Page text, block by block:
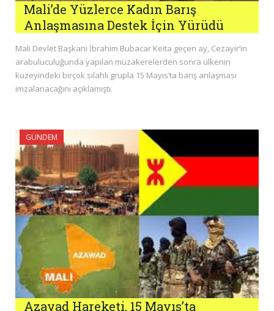
Mali’de Yüzlerce Kadın Barış
Anlaşmasına Destek İçin Yürüdü
Mali Devlet Başkanı İbrahim Bubacar Keita geçen ay, Cezayir’in
arabuluculuğunda yapılan müzakerelerden sonra ülkenin
kuzeyindeki birçok silahlı grupla 15 Mayıs’ta barış anlaşması
imzalanacağını açıklamıştı.
GÜNDEM
Azavad Hareketi, 15 Mayıs’ta